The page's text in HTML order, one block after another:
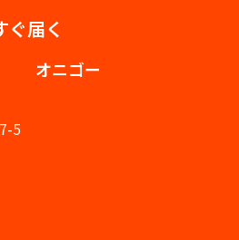
ぐ届く
オニゴー
5